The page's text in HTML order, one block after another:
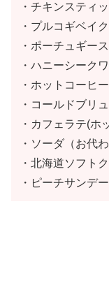
・チキンスティ
・プルコギベイ
・ポーチュギー
・ハニーシーク
・ホットコーヒ
・コールドブリ
・カフェラテ(
・ソーダ（お代
・北海道ソフト
・ピーチサンデ